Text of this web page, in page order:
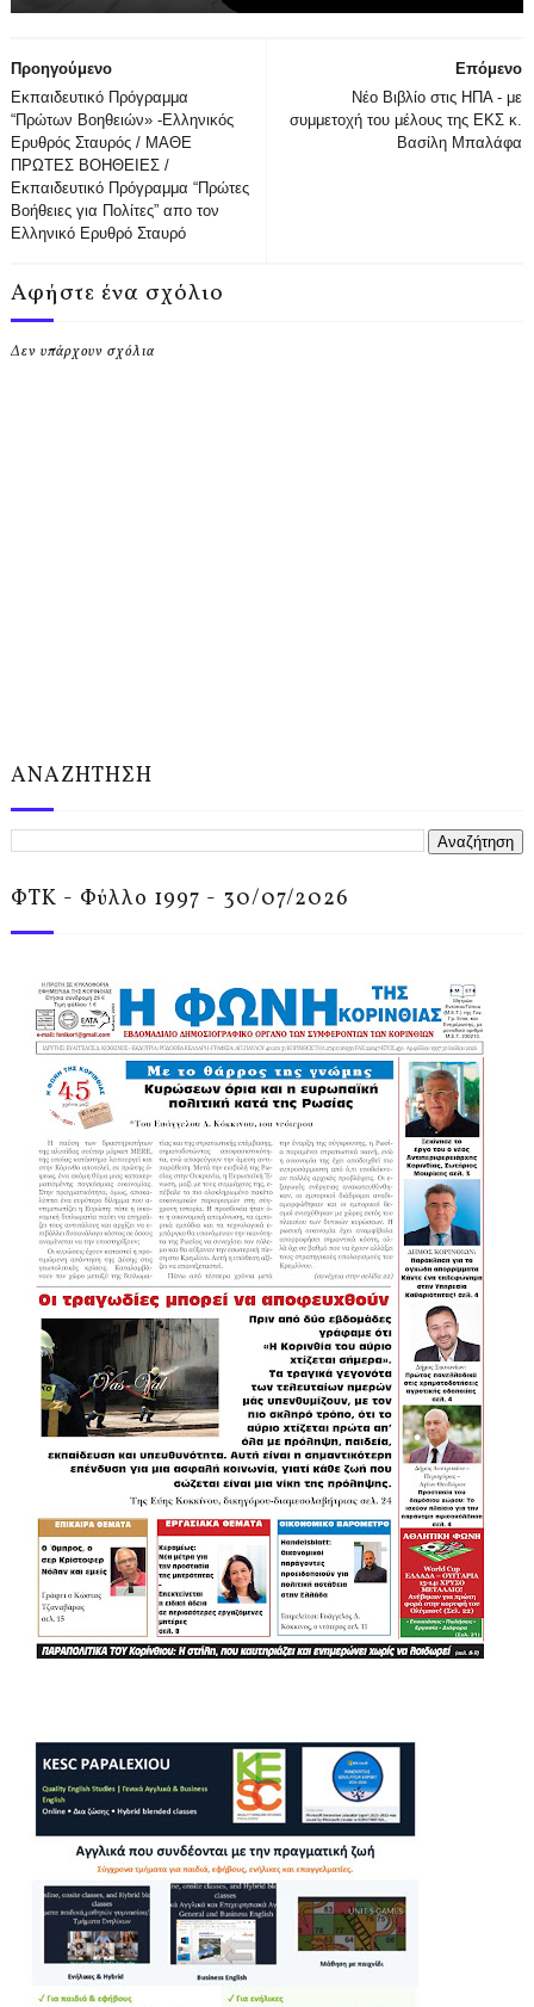
Επόμενο
Νέο Βιβλίο στις ΗΠΑ - με
συμμετοχή του μέλους της ΕΚΣ κ.
Βασίλη Μπαλάφα
Προηγούμενο
Εκπαιδευτικό Πρόγραμμα
“Πρώτων Βοηθειών» -Ελληνικός
Ερυθρός Σταυρός / ΜΑΘΕ
ΠΡΩΤΕΣ ΒΟΗΘΕΙΕΣ /
Εκπαιδευτικό Πρόγραμμα “Πρώτες
Βοήθειες για Πολίτες” απο τον
Ελληνικό Ερυθρό Σταυρό
Αφήστε ένα σχόλιο
Δεν υπάρχουν σχόλια
ΑΝΑΖΗΤΗΣΗ
ΦΤΚ - Φύλλο 1997 - 30/07/2026